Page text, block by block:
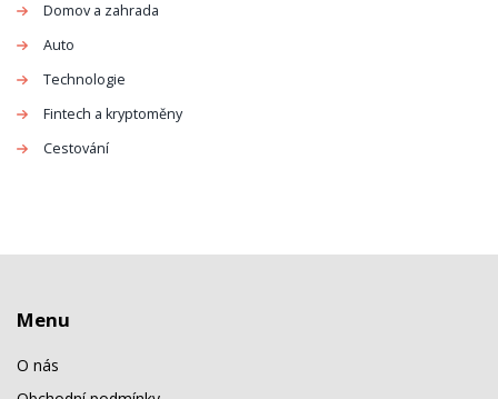
Domov a zahrada
Auto
Technologie
Fintech a kryptoměny
Cestování
Menu
O nás